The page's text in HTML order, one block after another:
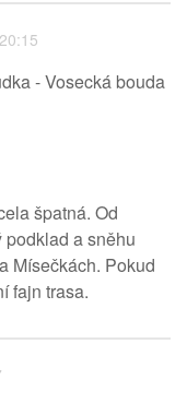
- Vosecká bouda
špatná. Od
a sněhu
Mísečkách. Pokud
fajn trasa.